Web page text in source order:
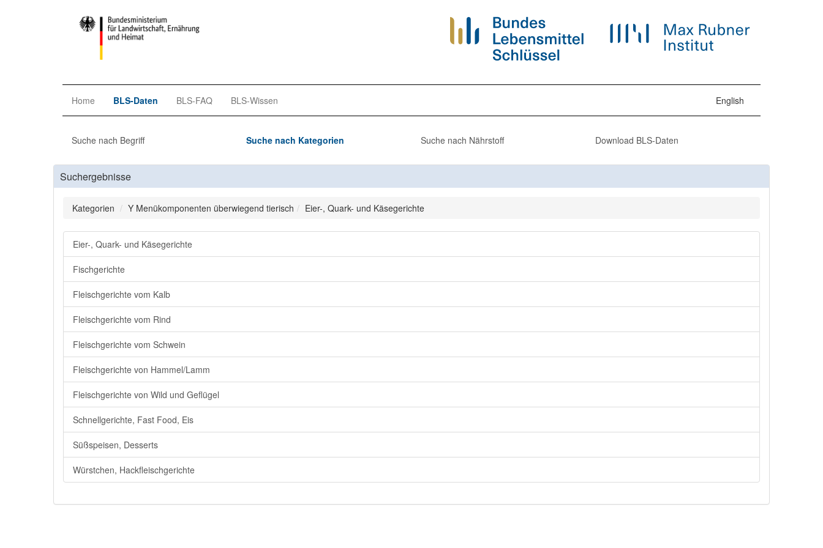
Home BLS-Daten BLS-FAQ BLS-Wissen English
Suche nach Begriff Suche nach Kategorien Suche nach Nährstoff Download BLS-Daten
Suchergebnisse
Kategorien Y Menükomponenten überwiegend tierisch Eier-, Quark- und Käsegerichte
Eier-, Quark- und Käsegerichte
Fischgerichte
Fleischgerichte vom Kalb
Fleischgerichte vom Rind
Fleischgerichte vom Schwein
Fleischgerichte von Hammel/Lamm
Fleischgerichte von Wild und Geflügel
Schnellgerichte, Fast Food, Eis
Süßspeisen, Desserts
Würstchen, Hackfleischgerichte